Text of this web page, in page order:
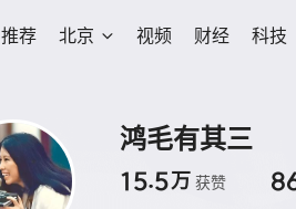
推荐 北京 视频 财经 科技
鸿毛有其三
15.5万 获赞